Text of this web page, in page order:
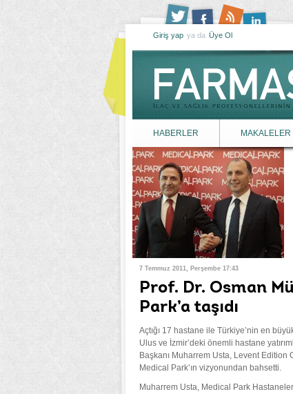
Giriş yap ya da Üye Ol
HABERLER MAKALELER
7 Temmuz 2011, Perşembe 17:43
Prof. Dr. Osman
Park’a taşıdı
Açtığı 17 hastane ile Türkiye’nin en
Ulus ve İzmir’deki önemli hastane
Başkanı Muharrem Usta, Levent Edition
Medical Park’ın vizyonundan bahsetti.
Muharrem Usta, Medical Park Hastaneler